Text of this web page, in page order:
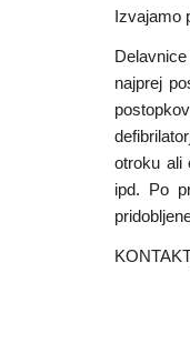
Izvajamo
najprej
otroku ali
ipd. Po